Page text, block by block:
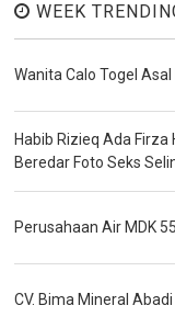
WEEK
Wanita Calo Togel
Habib Rizieq Ada Firza
Beredar Foto Seks
Perusahaan Air MDK
CV. Bima Mineral